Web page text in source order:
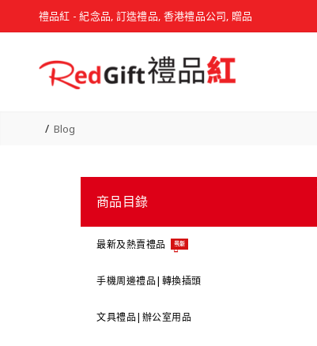
禮品紅 - 紀念品, 訂造禮品, 香港禮品公司, 贈品
Blog
商品目錄
最新及熱賣禮品 最新
手機周邊禮品|轉換插頭
文具禮品|辦公室用品